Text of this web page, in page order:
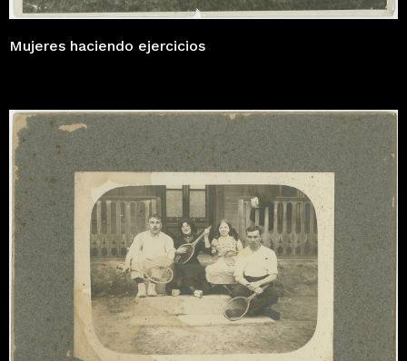
Mujeres haciendo ejercicios